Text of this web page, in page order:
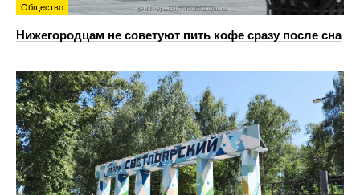
Общество
Нижегородцам не советуют пить кофе сразу после сна